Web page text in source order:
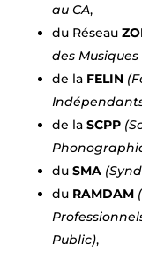
au CA,
du Réseau
des
de laFELIN
de la SCPP
du SMA
du RAMDAM
Public),